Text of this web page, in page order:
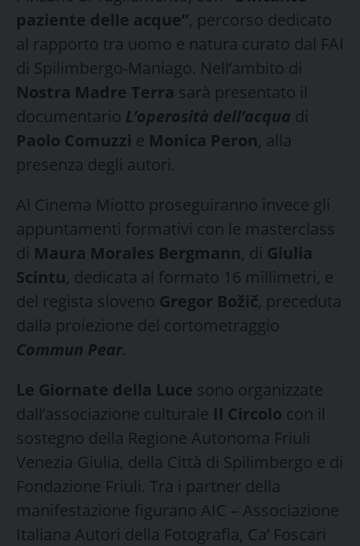
paziente delle acque”, percorso dedicato
al rapporto tra uomo e natura curato dal FAI
di Spilimbergo-Maniago. Nell’ambito di
Nostra Madre Terra sarà presentato il
documentario L’operosità dell’acqua di
Paolo Comuzzi e Monica Peron, alla
presenza degli autori.
Al Cinema Miotto proseguiranno invece gli
appuntamenti formativi con le masterclass
di Maura Morales Bergmann, di Giulia
Scintu, dedicata al formato 16 millimetri, e
del regista sloveno Gregor Božič, preceduta
dalla proiezione del cortometraggio
Commun Pear.
Le Giornate della Luce sono organizzate
dall’associazione culturale Il Circolo con il
sostegno della Regione Autonoma Friuli
Venezia Giulia, della Città di Spilimbergo e di
Fondazione Friuli. Tra i partner della
manifestazione figurano AIC – Associazione
Italiana Autori della Fotografia, Ca’ Foscari